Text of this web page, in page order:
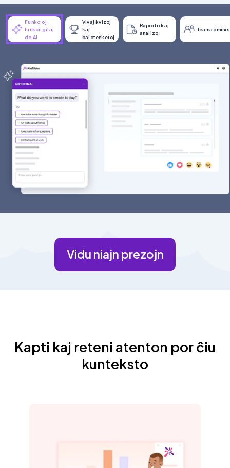
Funkcioj
funkciigitaj
de AI
Vivaj kvizoj
kaj
balotenketoj
Raporto kaj
analizo
Vidu niajn prezojn
Kapti kaj reteni atenton por ĉiu
kunteksto